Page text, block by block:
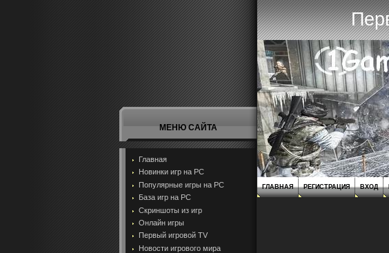
МЕНЮ САЙТА
Главная
Новинки игр на PC
Популярные игры на PC
База игр на РС
Скриншоты из игр
Онлайн игры
Первый игровой TV
Новости игрового мира
ГЛАВНАЯ РЕГИСТРАЦИЯ ВХОД